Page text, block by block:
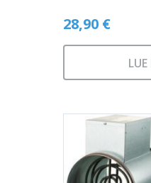
28,90 €